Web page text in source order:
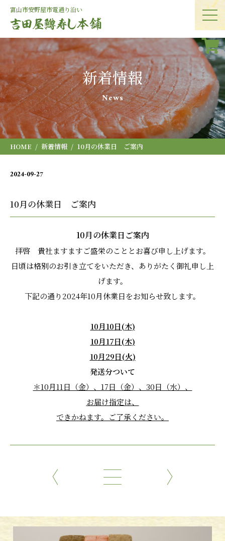
富山市安野屋市電通り沿い
新着情報
News
HOME 新着情報 10月の休業日 ご案内
2024-09-27
10月の休業日 ご案内
10月の休業日ご案内
拝啓 貴社ますますご盛栄のこととお喜び申し上げます。
日頃は格別のお引き立てをいただき、ありがたく御礼申し上
げます。
下記の通り2024年10月休業日をお知らせ致します。
10月10日(木)
10月17日(木)
10月29日(火)
発送分ついて
＊10月11 日（金）、17日（金）、30日（水）、
お届け指定は、
できかねます。ご了承ください。